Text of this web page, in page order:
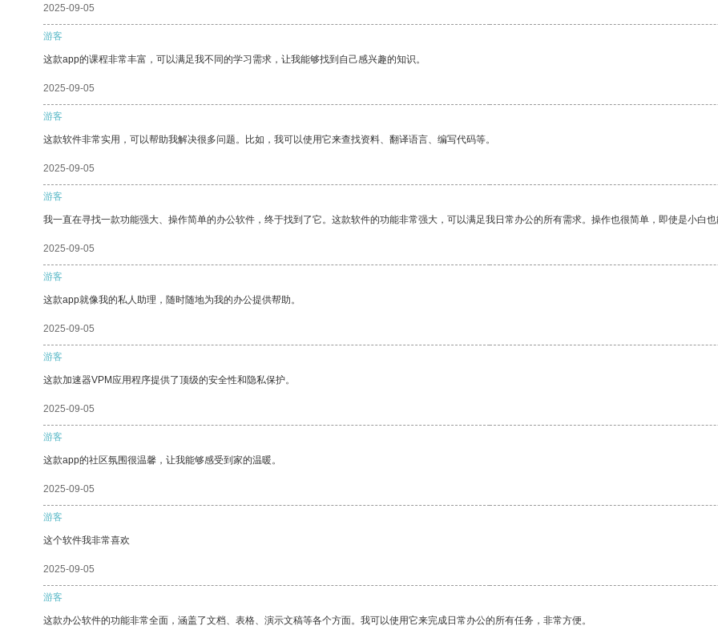
2025-09-05
游客
这款app的课程非常丰富，可以满足我不同的学习需求，让我能够找到自己感兴趣的知识。
2025-09-05
游客
这款软件非常实用，可以帮助我解决很多问题。比如，我可以使用它来查找资料、翻译语言、编写代码等。
2025-09-05
游客
我一直在寻找一款功能强大、操作简单的办公软件，终于找到了它。这款软件的功能非常强大，可以满足我日常办公的所有需求。操作也很简单，即使是小白也
2025-09-05
游客
这款app就像我的私人助理，随时随地为我的办公提供帮助。
2025-09-05
游客
这款加速器VPM应用程序提供了顶级的安全性和隐私保护。
2025-09-05
游客
这款app的社区氛围很温馨，让我能够感受到家的温暖。
2025-09-05
游客
这个软件我非常喜欢
2025-09-05
游客
这款办公软件的功能非常全面，涵盖了文档、表格、演示文稿等各个方面。我可以使用它来完成日常办公的所有任务，非常方便。